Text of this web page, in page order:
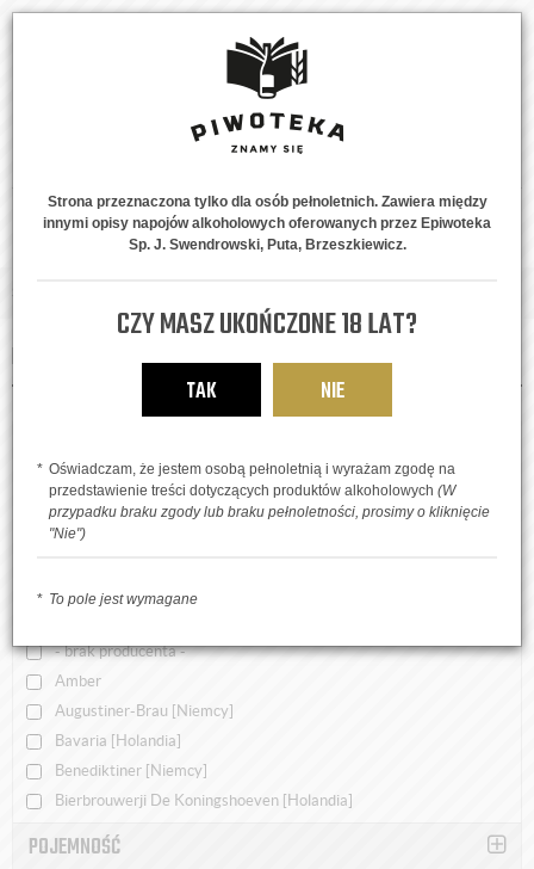
MENU 0
PIWNE STYLE
KATEGORIE
BROWAR
- brak producenta -
Amber
Augustiner-Brau [Niemcy]
Bavaria [Holandia]
Benediktiner [Niemcy]
Bierbrouwerji De Koningshoeven [Holandia]
Boon [Belgia]
POJEMNOŚĆ
Strona przeznaczona tylko dla osób pełnoletnich. Zawiera między
innymi opisy napojów alkoholowych oferowanych przez Epiwoteka
Sp. J. Swendrowski, Puta, Brzeszkiewicz.
CZY MASZ UKOŃCZONE 18 LAT?
TAK NIE
Oświadczam, że jestem osobą pełnoletnią i wyrażam zgodę na
przedstawienie treści dotyczących produktów alkoholowych (W
przypadku braku zgody lub braku pełnoletności, prosimy o kliknięcie
"Nie")
To pole jest wymagane